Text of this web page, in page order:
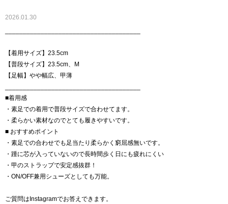
2026.01.30
【着用サイズ】23.5cm
【普段サイズ】23.5cm、M
【足幅】やや幅広、甲薄
■着用感
・素足での着用で普段サイズで合わせてます。
・柔らかい素材なのでとても履きやすいです。
■ おすすめポイント
・素足での合わせでも足当たり柔らかく窮屈感無いです。
・踵に芯が入っていないので長時間歩く日にも疲れにくい
・甲のストラップで安定感抜群！
・ON/OFF兼用シューズとしても万能。
ご質問はInstagramでお答えできます。